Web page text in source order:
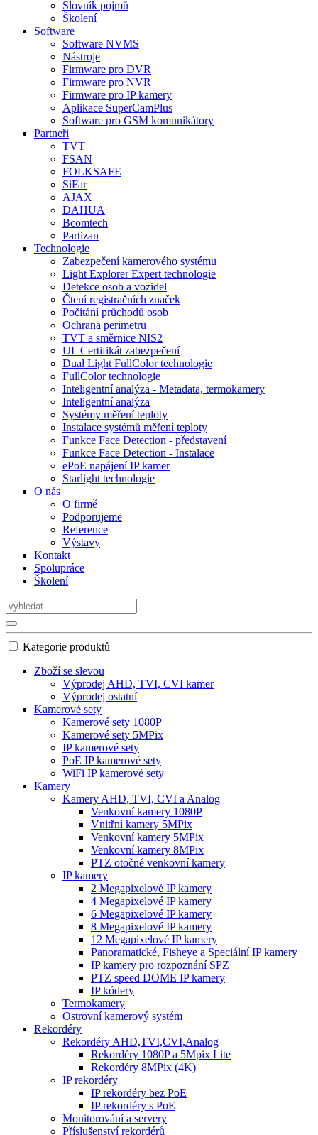
Slovník pojmů
Školení
Software
Software NVMS
Nástroje
Firmware pro DVR
Firmware pro NVR
Firmware pro IP kamery
Aplikace SuperCamPlus
Software pro GSM komunikátory
Partneři
TVT
FSAN
FOLKSAFE
SiFar
AJAX
DAHUA
Bcomtech
Partizan
Technologie
Zabezpečení kamerového systému
Light Explorer Expert technologie
Detekce osob a vozidel
Čtení registračních značek
Počítání průchodů osob
Ochrana perimetru
TVT a směrnice NIS2
UL Certifikát zabezpečení
Dual Light FullColor technologie
FullColor technologie
Inteligentní analýza - Metadata, termokamery
Inteligentní analýza
Systémy měření teploty
Instalace systémů měření teploty
Funkce Face Detection - představení
Funkce Face Detection - Instalace
ePoE napájení IP kamer
Starlight technologie
O nás
O firmě
Podporujeme
Reference
Výstavy
Kontakt
Spolupráce
Školení
Kategorie produktů
Zboží se slevou
Výprodej AHD, TVI, CVI kamer
Výprodej ostatní
Kamerové sety
Kamerové sety 1080P
Kamerové sety 5MPix
IP kamerové sety
PoE IP kamerové sety
WiFi IP kamerové sety
Kamery
Kamery AHD, TVI, CVI a Analog
Venkovní kamery 1080P
Vnitřní kamery 5MPix
Venkovní kamery 5MPix
Venkovní kamery 8MPix
PTZ otočné venkovní kamery
IP kamery
2 Megapixelové IP kamery
4 Megapixelové IP kamery
6 Megapixelové IP kamery
8 Megapixelové IP kamery
12 Megapixelové IP kamery
Panoramatické, Fisheye a Speciální IP kamery
IP kamery pro rozpoznání SPZ
PTZ speed DOME IP kamery
IP kódery
Termokamery
Ostrovní kamerový systém
Rekordéry
Rekordéry AHD,TVI,CVI,Analog
Rekordéry 1080P a 5Mpix Lite
Rekordéry 8MPix (4K)
IP rekordéry
IP rekordéry bez PoE
IP rekordéry s PoE
Monitorování a servery
Příslušenství rekordérů